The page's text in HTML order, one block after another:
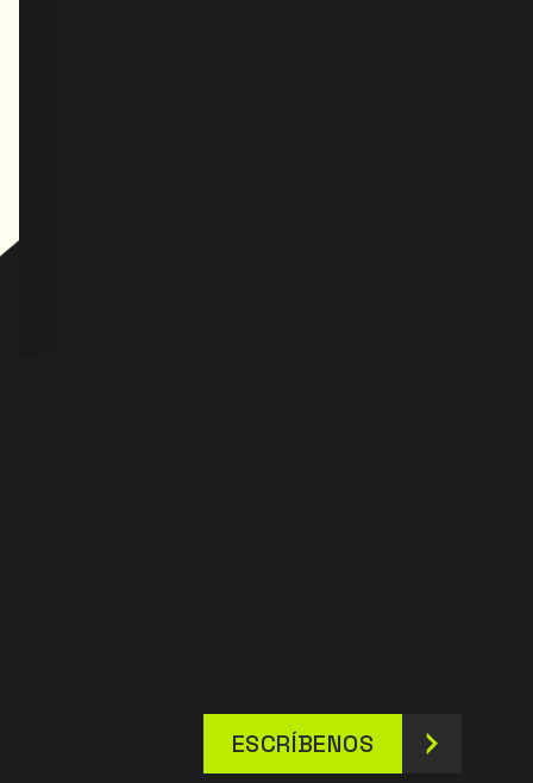
ESCRÍBENOS